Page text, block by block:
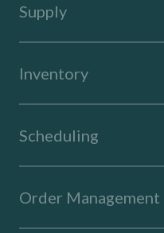
Supply
Inventory
Scheduling
Order Management